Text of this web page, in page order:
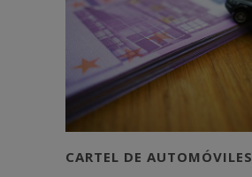
CARTEL DE AUTOMÓVILES